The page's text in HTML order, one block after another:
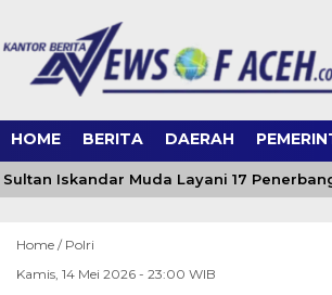
HOME BERITA DAERAH
Iskandar Muda Layani 17
Home / Polri
Kamis, 14 Mei 2026 - 23:00 WIB